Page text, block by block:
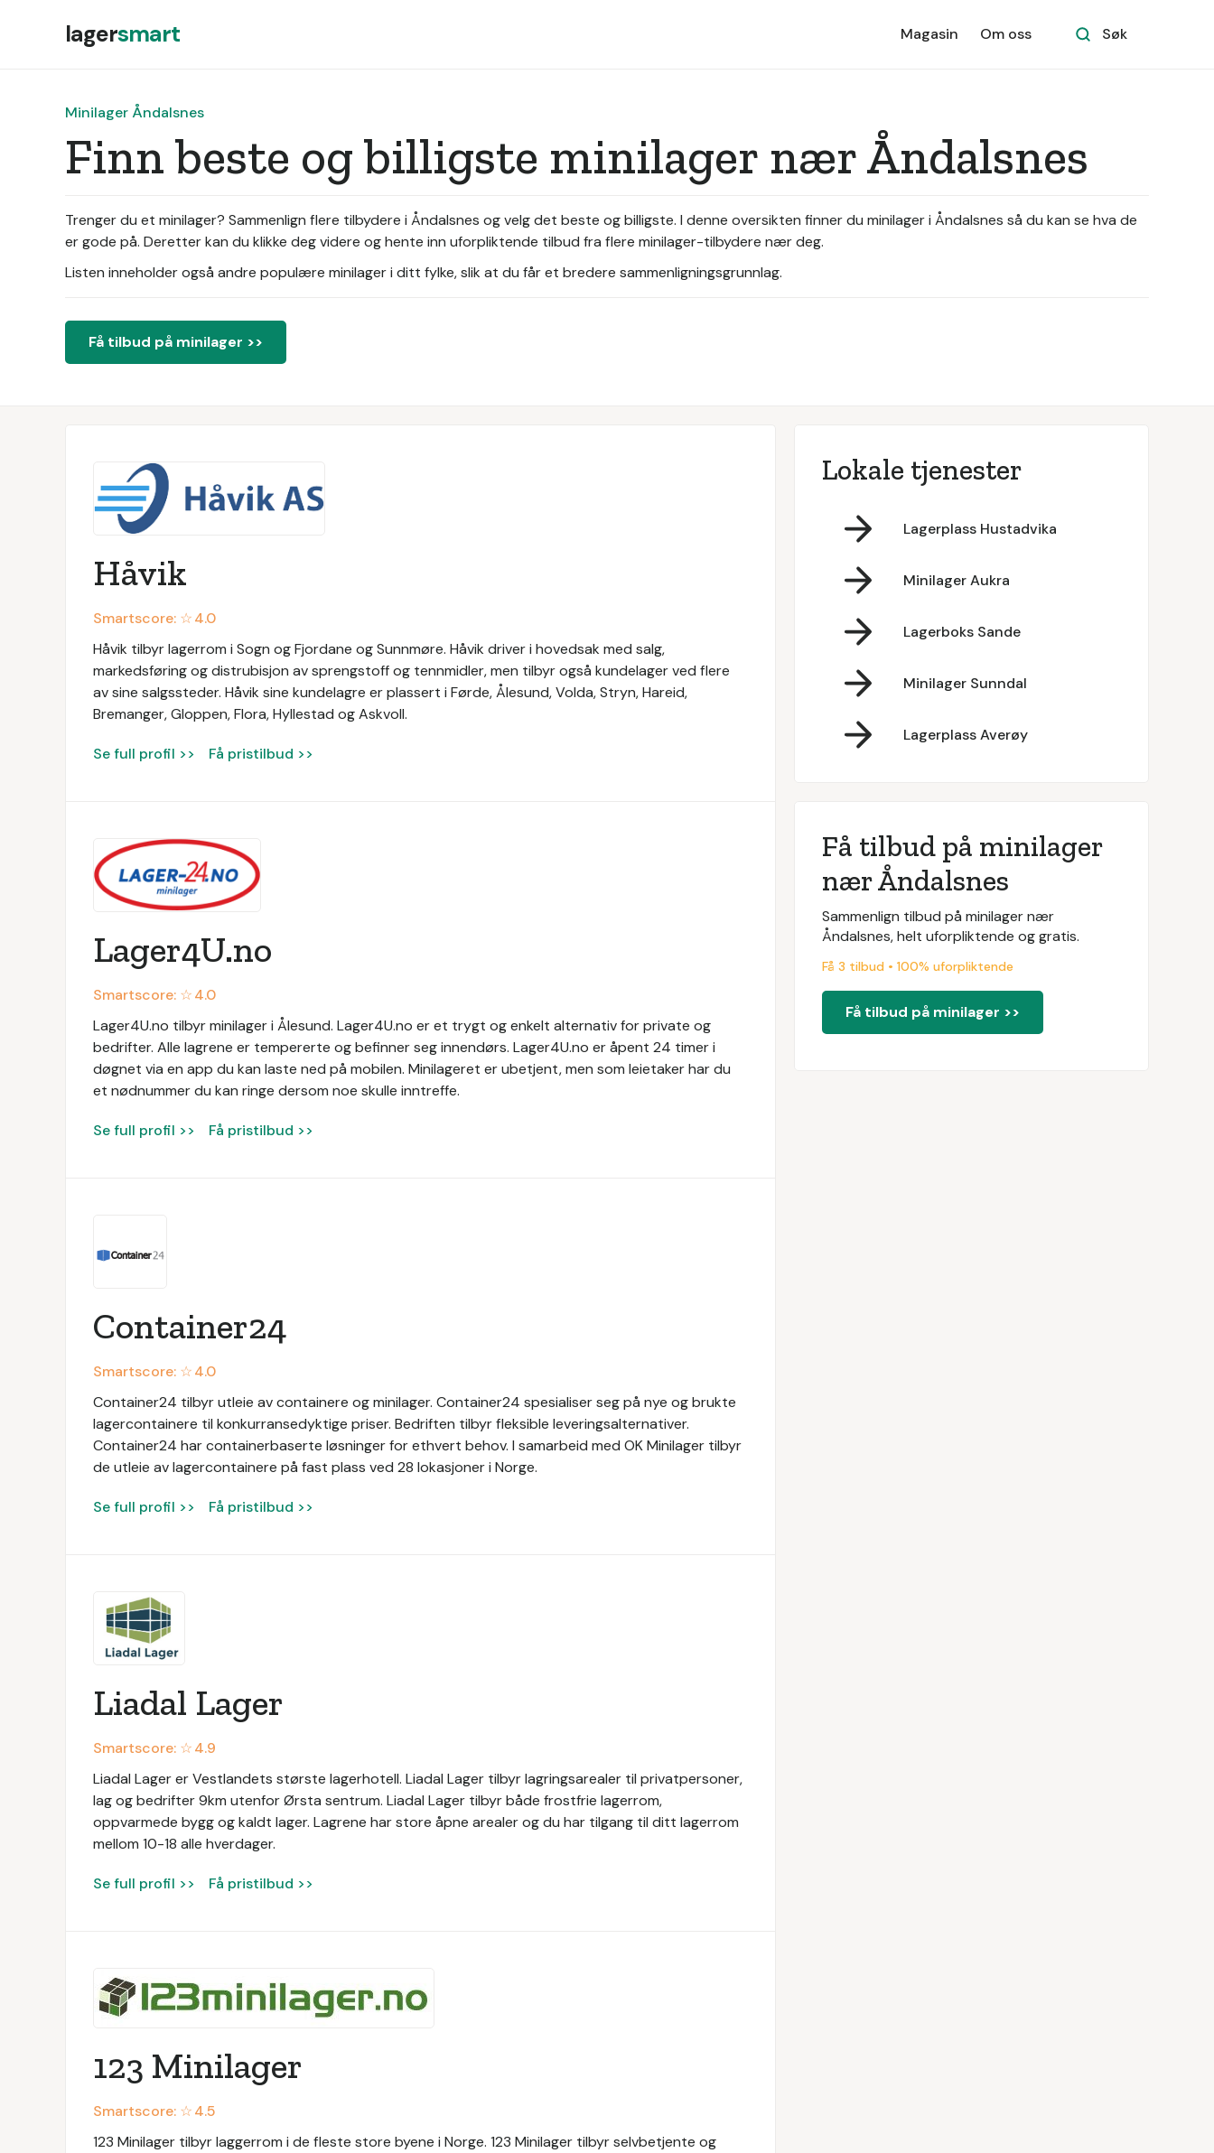
lagersmart Magasin Om oss Søk
Minilager Åndalsnes
Finn beste og billigste minilager nær Åndalsnes
Trenger du et minilager? Sammenlign flere tilbydere i Åndalsnes og velg det beste og billigste. I denne oversikten finner du minilager i Åndalsnes så du kan se hva de
er gode på. Deretter kan du klikke deg videre og hente inn uforpliktende tilbud fra flere minilager-tilbydere nær deg.
Listen inneholder også andre populære minilager i ditt fylke, slik at du får et bredere sammenligningsgrunnlag.
Få tilbud på minilager >>
Håvik
Smartscore: ☆4.0
Håvik tilbyr lagerrom i Sogn og Fjordane og Sunnmøre. Håvik driver i hovedsak med salg,
markedsføring og distrubisjon av sprengstoff og tennmidler, men tilbyr også kundelager ved flere
av sine salgssteder. Håvik sine kundelagre er plassert i Førde, Ålesund, Volda, Stryn, Hareid,
Bremanger, Gloppen, Flora, Hyllestad og Askvoll.
Se full profil >> Få pristilbud >>
Lager4U.no
Smartscore: ☆4.0
Lager4U.no tilbyr minilager i Ålesund. Lager4U.no er et trygt og enkelt alternativ for private og
bedrifter. Alle lagrene er tempererte og befinner seg innendørs. Lager4U.no er åpent 24 timer i
døgnet via en app du kan laste ned på mobilen. Minilageret er ubetjent, men som leietaker har du
et nødnummer du kan ringe dersom noe skulle inntreffe.
Se full profil >> Få pristilbud >>
Container24
Smartscore: ☆4.0
Container24 tilbyr utleie av containere og minilager. Container24 spesialiser seg på nye og brukte
lagercontainere til konkurransedyktige priser. Bedriften tilbyr fleksible leveringsalternativer.
Container24 har containerbaserte løsninger for ethvert behov. I samarbeid med OK Minilager tilbyr
de utleie av lagercontainere på fast plass ved 28 lokasjoner i Norge.
Se full profil >> Få pristilbud >>
Liadal Lager
Smartscore: ☆4.9
Liadal Lager er Vestlandets største lagerhotell. Liadal Lager tilbyr lagringsarealer til privatpersoner,
lag og bedrifter 9km utenfor Ørsta sentrum. Liadal Lager tilbyr både frostfrie lagerrom,
oppvarmede bygg og kaldt lager. Lagrene har store åpne arealer og du har tilgang til ditt lagerrom
mellom 10-18 alle hverdager.
Se full profil >> Få pristilbud >>
123 Minilager
Smartscore: ☆4.5
123 Minilager tilbyr laggerrom i de fleste store byene i Norge. 123 Minilager tilbyr selvbetjente og
Lokale tjenester
Lagerplass Hustadvika
Minilager Aukra
Lagerboks Sande
Minilager Sunndal
Lagerplass Averøy
Få tilbud på minilager
nær Åndalsnes
Sammenlign tilbud på minilager nær
Åndalsnes, helt uforpliktende og gratis.
Få 3 tilbud • 100% uforpliktende
Få tilbud på minilager >>